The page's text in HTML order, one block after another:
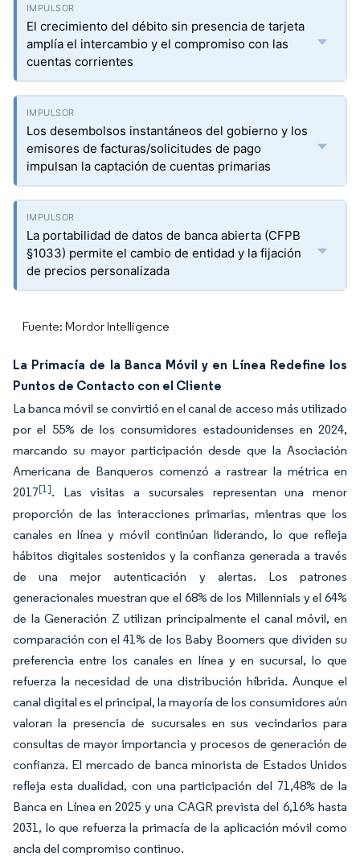
El crecimiento del débito sin presencia de tarjeta
amplía el intercambio y el compromiso con las
cuentas corrientes
Los desembolsos instantáneos del gobierno y los
emisores de facturas/solicitudes de pago
impulsan la captación de cuentas primarias
La portabilidad de datos de banca abierta (CFPB
§1033) permite el cambio de entidad y la fijación
de precios personalizada
Fuente: Mordor Intelligence
La Primacía de la Banca Móvil y en Línea Redefine los
Puntos de Contacto con el Cliente
La banca móvil se convirtió en el canal de acceso más utilizado
por el 55% de los consumidores estadounidenses en 2024,
marcando su mayor participación desde que la Asociación
Americana de Banqueros comenzó a rastrear la métrica en
2017[1]. Las visitas a sucursales representan una menor
proporción de las interacciones primarias, mientras que los
canales en línea y móvil continúan liderando, lo que refleja
hábitos digitales sostenidos y la confianza generada a través
de una mejor autenticación y alertas. Los patrones
generacionales muestran que el 68% de los Millennials y el 64%
de la Generación Z utilizan principalmente el canal móvil, en
comparación con el 41% de los Baby Boomers que dividen su
preferencia entre los canales en línea y en sucursal, lo que
refuerza la necesidad de una distribución híbrida. Aunque el
canal digital es el principal, la mayoría de los consumidores aún
valoran la presencia de sucursales en sus vecindarios para
consultas de mayor importancia y procesos de generación de
confianza. El mercado de banca minorista de Estados Unidos
refleja esta dualidad, con una participación del 71,48% de la
Banca en Línea en 2025 y una CAGR prevista del 6,16% hasta
2031, lo que refuerza la primacía de la aplicación móvil como
ancla del compromiso continuo.